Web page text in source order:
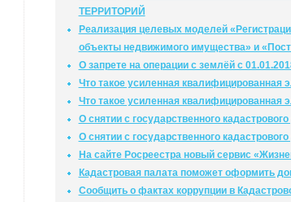
ТЕРРИТОРИЙ
Реализация целевых моделей
объекты недвижимого имущества» и
О запрете на операции с землёй с
Что такое усиленная квалифицированная
Что такое усиленная квалифицированная
О снятии с государственного кадастрового
О снятии с государственного кадастрового
На сайте Росреестра новый сервис
Кадастровая палата поможет оформить
Сообщить о фактах коррупции в